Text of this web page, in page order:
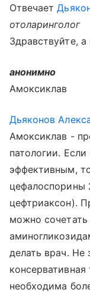
Отвечает
отоларинголог
Здравствуйте,
анонимно
Амоксиклав
Дьяконов
Амоксиклав -
патологии.
эффективным,
цефалоспорины
цефтриаксон).
можно
делать врач. Не
необходима